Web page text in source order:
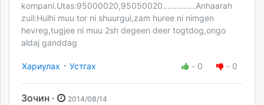
kompani.Utas:95000020,95050020..............Anhaarah
zuil:Hulhi muu tor ni shuurgui,zam huree ni nimgen
hevreg,tugjee ni muu 2sh degeen deer togtdog,ongo
aldaj ganddag
Хариулах · Устгах - 0 - 0
Зочин · 2014/08/14